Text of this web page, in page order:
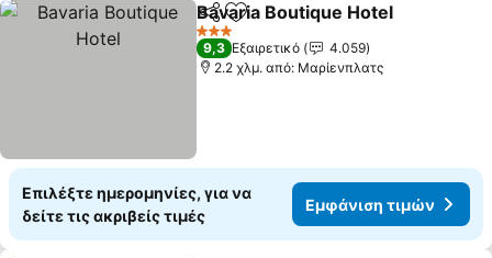
Κοινοποίηση
Προσθήκη στα αγαπημένα
Bavaria Boutique Hotel
3 Αστέρια
9,3 Εξαιρετικό
4.059
2.2 χλμ. από: Μαρίενπλατς
Επιλέξτε ημερομηνίες, για να
δείτε τις ακριβείς τιμές
Εμφάνιση τιμών